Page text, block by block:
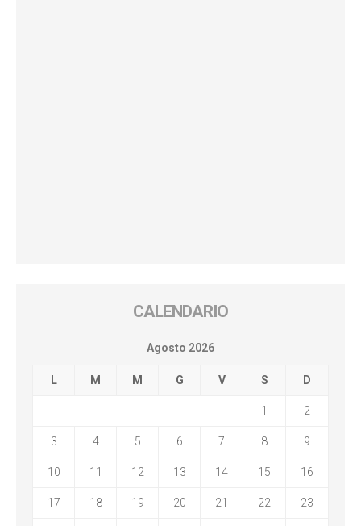
CALENDARIO
Agosto 2026
L M M G V S D
1 2
3 4 5 6 7 8 9
10 11 12 13 14 15 16
17 18 19 20 21 22 23